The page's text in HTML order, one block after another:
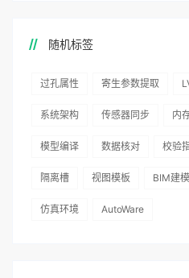
随机标签
过孔属性 寄生参数提取
系统架构 传感器同步 内
模型编译 数据核对 校验
隔离槽 视图模板 BIM建模
仿真环境 AutoWare